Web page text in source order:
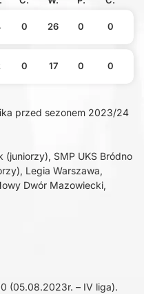
0 26 0 0
0 17 0 0
przed sezonem 2023/24
(juniorzy), SMP UKS Bródno
Legia Warszawa,
Dwór Mazowiecki,
(05.08.2023r. – IV liga).